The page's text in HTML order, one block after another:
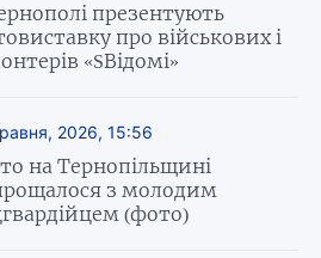
презентують
про військових і
«SВідомі»
2026, 15:56
на Тернопільщині
з молодим
(фото)